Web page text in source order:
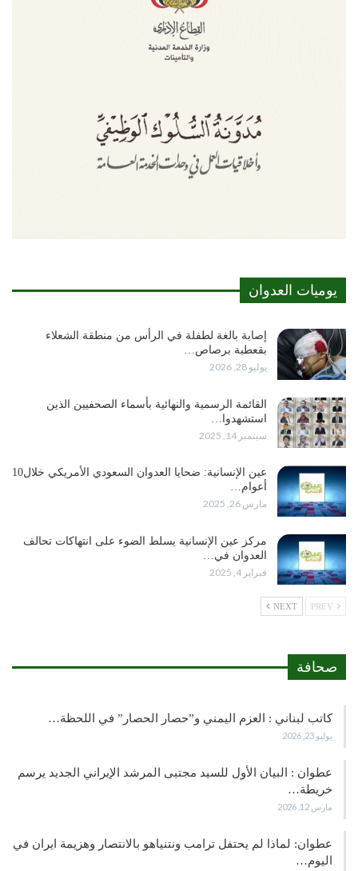
يوميات العدوان
إصابة بالغة لطفلة في الرأس من منطقة الشعلاء
بقعطبة برصاص…
يوليو 28, 2026
القائمة الرسمية والنهائية بأسماء الصحفيين الذين
استشهدوا…
سبتمبر 14, 2025
عين الإنسانية: ضحايا العدوان السعودي الأمريكي خلال10
أعوام…
مارس 26, 2025
مركز عين الإنسانية يسلط الضوء على انتهاكات تحالف
العدوان في…
فبراير 4, 2025
NEXT
صحافة
كاتب لبناني : العزم اليمني و”حصار الحصار” في اللحظة…
يوليو 23, 2026
عطوان : البيان الأول للسيد مجتبى المرشد الإيراني الجديد يرسم
خريطة…
مارس 12, 2026
عطوان: لماذا لم يحتفل ترامب ونتنياهو بالانتصار وهزيمة ايران في
اليوم…